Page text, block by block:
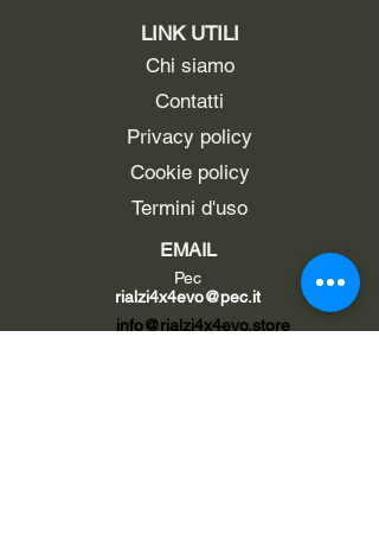
LINK UTILI
Chi siamo
Contatti
Privacy policy
Cookie policy
Termini d'uso
EMAIL
Pec
rialzi4x4evo@pec.it
info@rialzi4x4evo.store